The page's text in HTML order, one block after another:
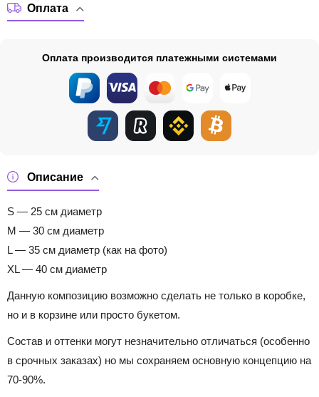
Описание
S — 25 см диаметр
M — 30 см диаметр
L — 35 см диаметр (как на фото)
XL — 40 см диаметр
Данную композицию возможно сделать не только в коробке,
но и в корзине или просто букетом.
Состав и оттенки могут незначительно отличаться (особенно
в срочных заказах) но мы сохраняем основную концепцию на
70-90%.
Оплата
Оплата производится платежными системами